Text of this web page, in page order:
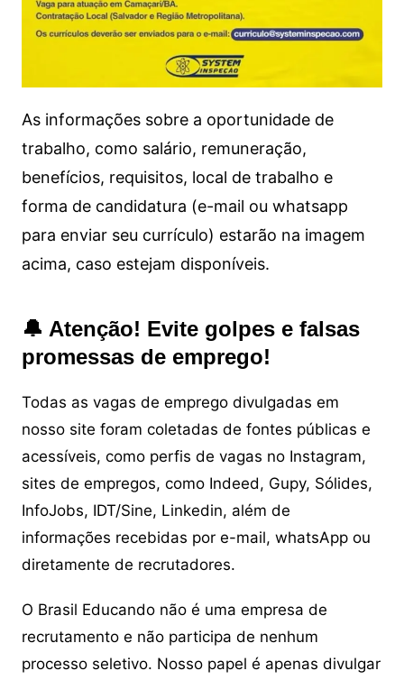
As informações sobre a oportunidade de
trabalho, como salário, remuneração,
benefícios, requisitos, local de trabalho e
forma de candidatura (e-mail ou whatsapp
para enviar seu currículo) estarão na imagem
acima, caso estejam disponíveis.
🔔 Atenção! Evite golpes e falsas
promessas de emprego!
Todas as vagas de emprego divulgadas em
nosso site foram coletadas de fontes públicas e
acessíveis, como perfis de vagas no Instagram,
sites de empregos, como Indeed, Gupy, Sólides,
InfoJobs, IDT/Sine, Linkedin, além de
informações recebidas por e-mail, whatsApp ou
diretamente de recrutadores.
O Brasil Educando não é uma empresa de
recrutamento e não participa de nenhum
processo seletivo. Nosso papel é apenas divulgar